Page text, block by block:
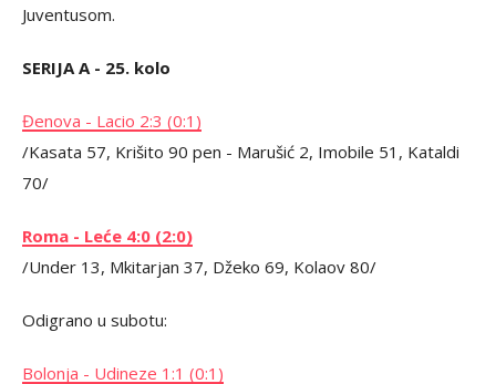
Juventusom.
SERIJA A - 25. kolo
Đenova - Lacio 2:3 (0:1)
/Kasata 57, Krišito 90 pen - Marušić 2, Imobile 51, Kataldi
70/
Roma - Leće 4:0 (2:0)
/Under 13, Mkitarjan 37, Džeko 69, Kolaov 80/
Odigrano u subotu:
Bolonja - Udineze 1:1 (0:1)